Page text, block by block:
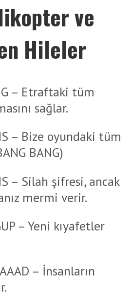
ve
Hileler
– Etraftaki tüm
sağlar.
– Bize oyundaki tüm
BANG)
– Silah şifresi, ancak
mermi verir.
– Yeni kıyafetler
– İnsanların